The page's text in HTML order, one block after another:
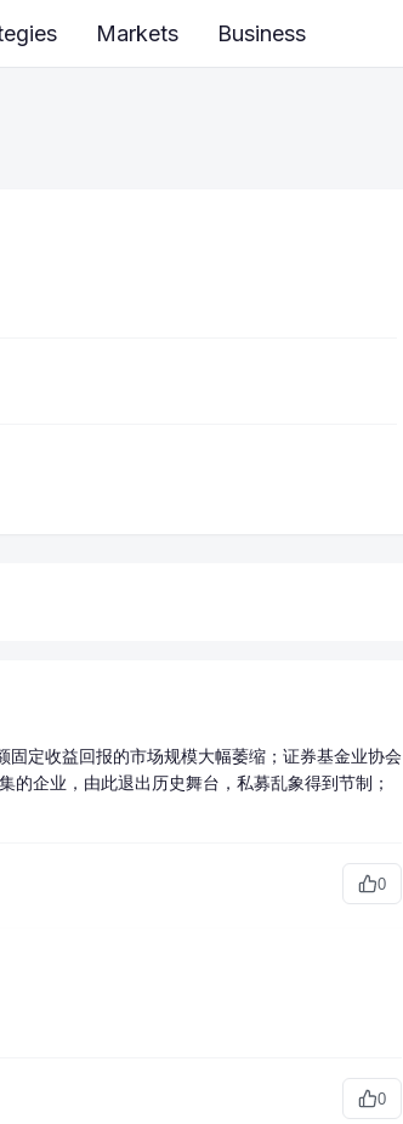
Markets Business
定收益回报的市场规模大幅萎缩；证券基金业协会
的企业，由此退出历史舞台，私募乱象得到节制；
0
0